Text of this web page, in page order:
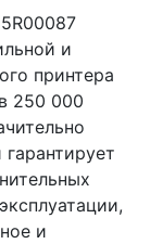
и
принтера
250 000
и